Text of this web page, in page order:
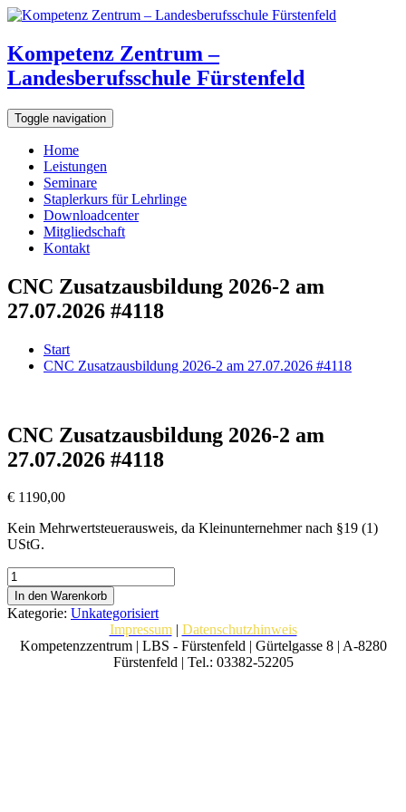
Kompetenz Zentrum –
Landesberufsschule Fürstenfeld
Toggle navigation
Home
Leistungen
Seminare
Staplerkurs für Lehrlinge
Downloadcenter
Mitgliedschaft
Kontakt
CNC Zusatzausbildung 2026-2 am
27.07.2026 #4118
Start
CNC Zusatzausbildung 2026-2 am 27.07.2026 #4118
CNC Zusatzausbildung 2026-2 am
27.07.2026 #4118
€ 1190,00
Kein Mehrwertsteuerausweis, da Kleinunternehmer nach §19 (1)
UStG.
CNC
Zusatzausbildung
2026-
2
am
27.07.2026
In den Warenkorb
Kategorie: Unkategorisiert
Impressum| Datenschutzhinweis
Kompetenzzentrum | LBS - Fürstenfeld | Gürtelgasse 8 | A-8280
Fürstenfeld | Tel.: 03382-52205